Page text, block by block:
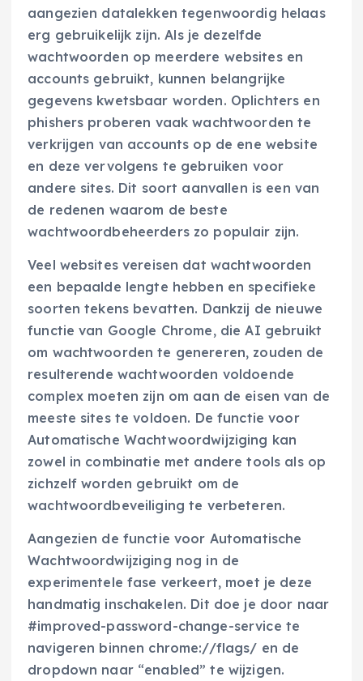
aangezien datalekken tegenwoordig helaas
erg gebruikelijk zijn. Als je dezelfde
wachtwoorden op meerdere websites en
accounts gebruikt, kunnen belangrijke
gegevens kwetsbaar worden. Oplichters en
phishers proberen vaak wachtwoorden te
verkrijgen van accounts op de ene website
en deze vervolgens te gebruiken voor
andere sites. Dit soort aanvallen is een van
de redenen waarom de beste
wachtwoordbeheerders zo populair zijn.
Veel websites vereisen dat wachtwoorden
een bepaalde lengte hebben en specifieke
soorten tekens bevatten. Dankzij de nieuwe
functie van Google Chrome, die AI gebruikt
om wachtwoorden te genereren, zouden de
resulterende wachtwoorden voldoende
complex moeten zijn om aan de eisen van de
meeste sites te voldoen. De functie voor
Automatische Wachtwoordwijziging kan
zowel in combinatie met andere tools als op
zichzelf worden gebruikt om de
wachtwoordbeveiliging te verbeteren.
Aangezien de functie voor Automatische
Wachtwoordwijziging nog in de
experimentele fase verkeert, moet je deze
handmatig inschakelen. Dit doe je door naar
#improved-password-change-service te
navigeren binnen chrome://flags/ en de
dropdown naar “enabled” te wijzigen.